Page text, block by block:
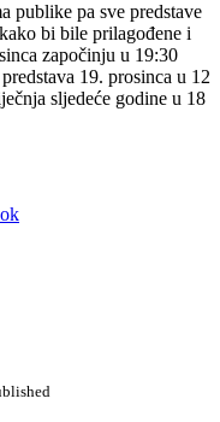
publike pa sve predstave
bi bile prilagođene i
započinju u 19:30
19. prosinca u 12
sljedeće godine u 18